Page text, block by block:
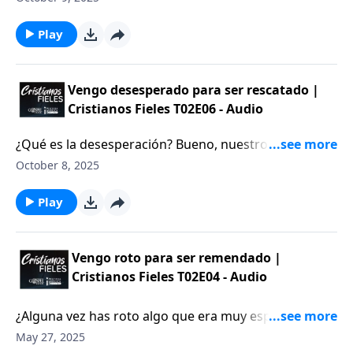
por algo? ¿Qué tal ahora? Abramos nuestras Biblias y
veamos lo que Dios tiene que decir sobre este tema.
Play
Vengo desesperado para ser rescatado |
Cristianos Fieles T02E06 - Audio
¿Qué es la desesperación? Bueno, nuestro hermoso
idioma español la define como “pérdida total de la
por algo? ¿Qué tal ahora? Abramos nuestras Biblias y
veamos lo que Dios tiene que decir sobre este tema.
October 8, 2025
Play
Vengo roto para ser remendado |
Cristianos Fieles T02E04 - Audio
¿Alguna vez has roto algo que era muy especial para
ti? Quizás el juguete favorito de tu infancia, o un
May 27, 2025